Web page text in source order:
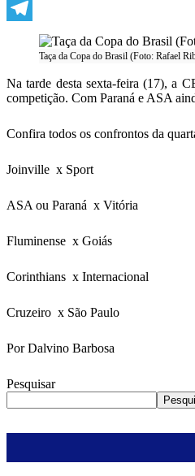
WhatsApp
Telegram
Taça da Copa do Brasil (Foto: Rafael
Na tarde desta sexta-feira (17), a
competição. Com Paraná e ASA
Confira todos os confrontos da
Joinville x Sport
ASA ou Paraná x Vitória
Fluminense x Goiás
Corinthians x Internacional
Cruzeiro x São Paulo
Por Dalvino Barbosa
Pesquisar